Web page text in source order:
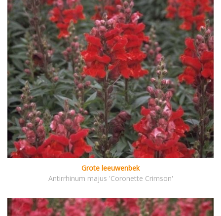
Grote leeuwenbek
Antirrhinum majus 'Coronette Crimson'